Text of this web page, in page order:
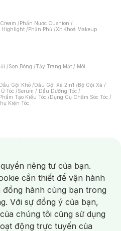
/Phấn Nước Cushion /
Highlight /Phấn Phủ /Xịt Khoá Makeup
/Son Bóng /Tẩy Trang Mắt / Môi
Dầu Gội Khô /Dầu Gội Xả 2in1 /Bộ Gội Xả /
Tóc /Serum / Dầu Dưỡng Tóc /
Tạo Kiểu Tóc /Dụng Cụ Chăm Sóc Tóc /
Kiện Tóc
/Mặt Nạ Xông Hơi /Nước Rửa Tay/
Răng /Bàn Chải Điện/
Tăm Nước/ Nước Súc Miệng/
Dung Dịch Vệ Sinh/Dưỡng Vùng Kín/
/Tampon/Bọt Cạo Râu /Dao Cạo Râu/
Nước/ Da Lão Hóa/ Da Mụn/
Thâm / Nám / Tàn Nhang
Cơ Địa
riêng tư của bạn.
cần thiết để vận hành
đồng hành cùng bạn trong
Với sự đồng ý của bạn,
chúng tôi cũng sử dụng
động trực tuyến của